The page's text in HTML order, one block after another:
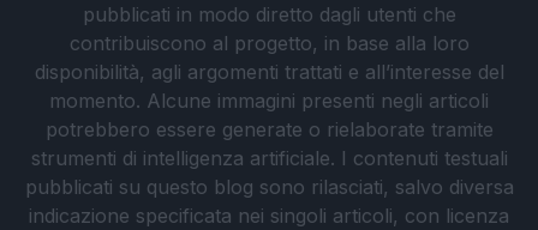
pubblicati in modo diretto dagli utenti che
contribuiscono al progetto, in base alla loro
disponibilità, agli argomenti trattati e all’interesse del
momento. Alcune immagini presenti negli articoli
potrebbero essere generate o rielaborate tramite
strumenti di intelligenza artificiale. I contenuti testuali
pubblicati su questo blog sono rilasciati, salvo diversa
indicazione specificata nei singoli articoli, con licenza